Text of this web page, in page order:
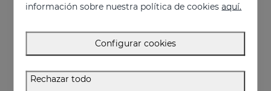
información sobre nuestra política de cookiesaquí.
Configurar cookies
Rechazar todo